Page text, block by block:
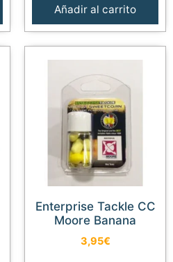
Añadir al carrito
Enterprise Tackle CC
Moore Banana
3,95€